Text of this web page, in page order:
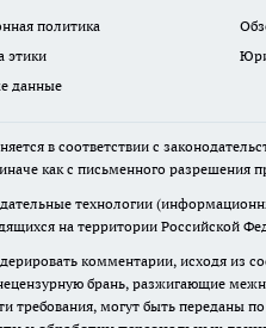
политика
этики
данные
в соответствии с
как с письменного разрешения
технологии
на территории Российской
комментарии, исходя из
брань, разжигающие
требования, могут быть переданы